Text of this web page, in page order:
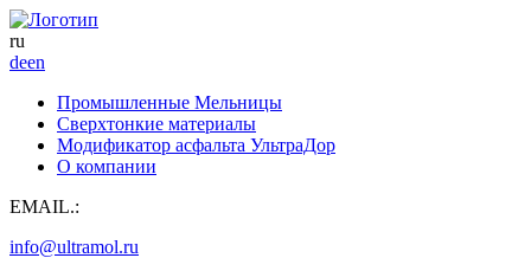
ru
deen
Промышленные Мельницы
Сверхтонкие материалы
Модификатор асфальта УльтраДор
О компании
EMAIL.:
info@ultramol.ru